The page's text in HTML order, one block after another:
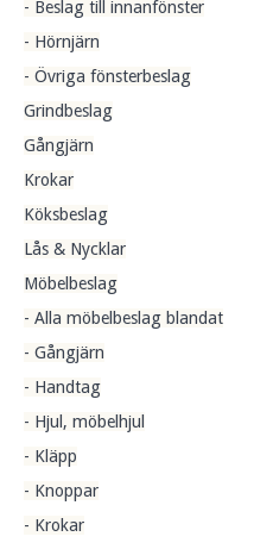
- Beslag till innanfönster
- Hörnjärn
- Övriga fönsterbeslag
Grindbeslag
Gångjärn
Krokar
Köksbeslag
Lås & Nycklar
Möbelbeslag
- Alla möbelbeslag blandat
- Gångjärn
- Handtag
- Hjul, möbelhjul
- Kläpp
- Knoppar
- Krokar